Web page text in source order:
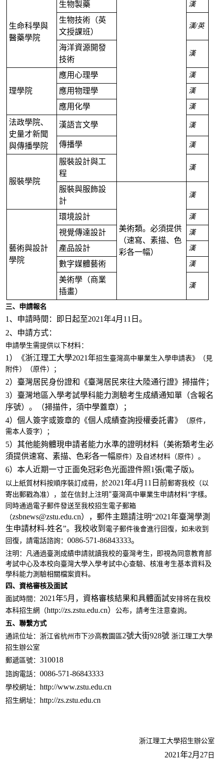
生命科學與
醫藥學院
生物製藥 漢
生物技術（英
文授課班）
漢/英
海洋資源開發
技術
漢
理學院
應用心理學 漢
應用物理學 漢
應用化學 漢
法政學院、
史量才新聞
與傳播學院
漢語言文學 漢
傳播學 漢
服裝學院
服裝設計與工
程
漢
服裝與服飾設
計
美術類。必須提供
（速寫、素描、色
彩各一幅）
漢
藝術與設計
學院
環境設計 漢
視覺傳達設計 漢
產品設計 漢
數字媒體藝術 漢
美術學（商業
插畫）
漢
三、 申請報名
1、申請時間：即日起至2021年4月11日。
2、申請方式：
申請學生需提供以下材料：
1）《浙江理工大學2021年招生臺灣高中畢業生入學申請表》（見
附件）（原件）；
2）臺灣居民身份證和《臺灣居民來往大陸通行證》掃描件；
3）臺灣地區入學考試學科能力測驗考生成績通知單（含報名
序號）。（掃描件，須中學蓋章）；
4）個人簽字或簽章的《個人成績查詢授權委託書》
（原件，
需本人簽字）
；
5）其他能夠體現申請者能力水準的證明材料（美術類考生必
須提供速寫、素描、色彩各一幅原件）及自述材料（原件）。
6）本人近期一寸正面免冠彩色光面證件照1張(電子版)。
以上紙質材料按順序裝訂成冊，於2021年4月11日前郵寄我校（以
寄出郵戳為准）
， 並在信封上注明 “臺灣高中畢業生申請材料”字樣。
同時通過電子郵件發送至我校招生電子郵箱
（zsbnews@zstu.edu.cn），郵件主題請注明“2021年臺灣學測
生申請材料-姓名”。我校收到 電子郵件後會進行 回復，如未收到
回復，請電話諮詢：0086-571-86843333。
注明：凡通過臺測成績申請就讀我校的臺灣考生，即視為同意教育部
考試中心及本校向臺灣大學入學考試中心查驗、核准考生基本資料及
學科能力測驗相關檔案資料。
四、資格審核及面試
面試時間：2021年5月，資格審核結果和具體面試安排将在我校
本科招生網（http://zs.zstu.edu.cn） 公布，請考生注意查詢。
五、聯繫方式
通訊位址：浙江省杭州市下沙高教園區2號大街928號 浙江理工大學
招生辦公室
郵遞區號：310018
諮詢電話：0086-571-86843333
學校網址：http://www.zstu.edu.cn
招生網址：http://zs.zstu.edu.cn
浙江理工大學招生辦公室
2021年2月27日